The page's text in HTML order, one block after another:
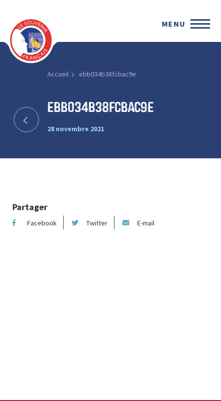
MENU
Accueil ebb034b38fcbac9e
ebb034b38fcbac9e
28 novembre 2021
Partager
Facebook Twitter E-mail